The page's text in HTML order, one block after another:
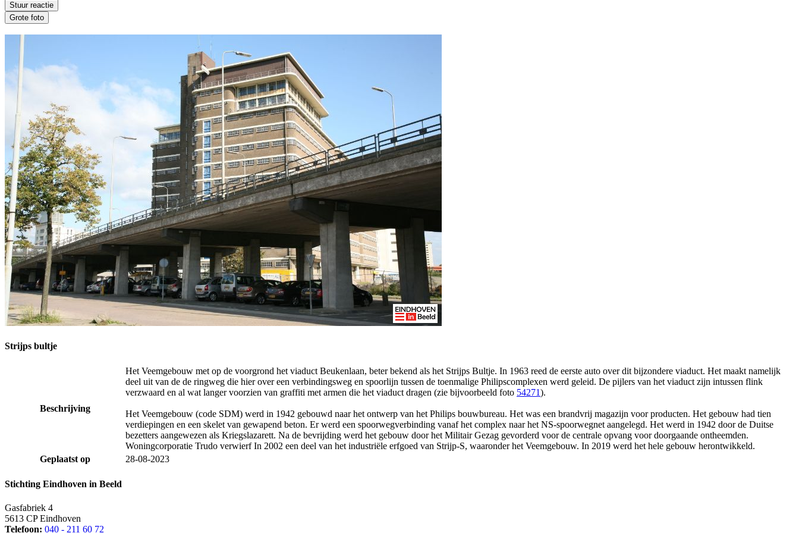
Strijps bultje
Beschrijving
Het Veemgebouw met op de voorgrond het viaduct Beukenlaan, beter bekend als het Strijps Bultje. In 1963 reed de eerste auto over dit bijzondere viaduct. Het maakt namelijk
deel uit van de de ringweg die hier over een verbindingsweg en spoorlijn tussen de toenmalige Philipscomplexen werd geleid. De pijlers van het viaduct zijn intussen flink
verzwaard en al wat langer voorzien van graffiti met armen die het viaduct dragen (zie bijvoorbeeld foto 54271).
Het Veemgebouw (code SDM) werd in 1942 gebouwd naar het ontwerp van het Philips bouwbureau. Het was een brandvrij magazijn voor producten. Het gebouw had tien
verdiepingen en een skelet van gewapend beton. Er werd een spoorwegverbinding vanaf het complex naar het NS-spoorwegnet aangelegd. Het werd in 1942 door de Duitse
bezetters aangewezen als Kriegslazarett. Na de bevrijding werd het gebouw door het Militair Gezag gevorderd voor de centrale opvang voor doorgaande ontheemden.
Woningcorporatie Trudo verwierf In 2002 een deel van het industriële erfgoed van Strijp-S, waaronder het Veemgebouw. In 2019 werd het hele gebouw herontwikkeld.
Geplaatst op
28-08-2023
Stichting Eindhoven in Beeld
Gasfabriek 4
5613 CP Eindhoven
Telefoon: 040 - 211 60 72